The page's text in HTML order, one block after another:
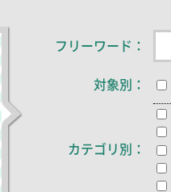
フリーワード
対象別
カテゴリ別